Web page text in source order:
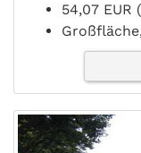
54,07 EUR